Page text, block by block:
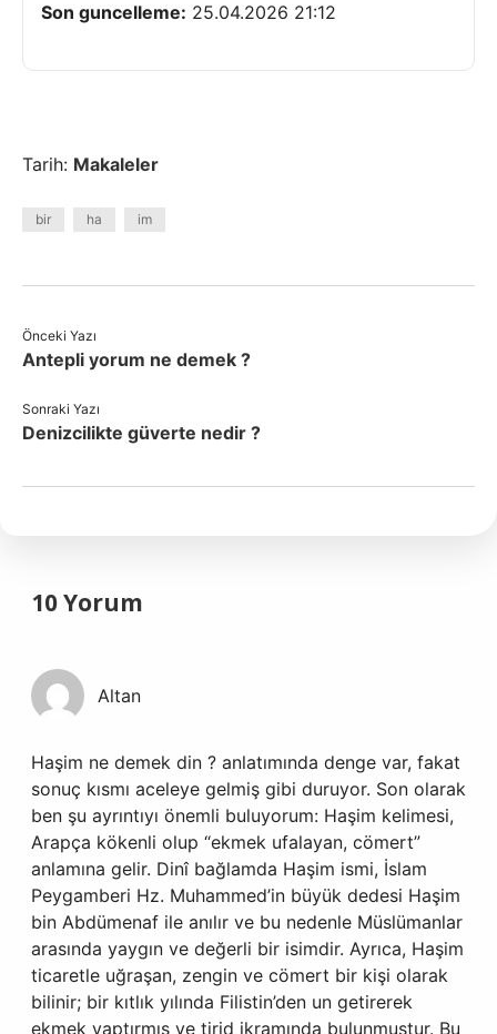
Son guncelleme: 25.04.2026 21:12
Tarih: Makaleler
bir ha im
Önceki Yazı
Antepli yorum ne demek ?
Sonraki Yazı
Denizcilikte güverte nedir ?
10 Yorum
Altan
Haşim ne demek din ? anlatımında denge var, fakat
sonuç kısmı aceleye gelmiş gibi duruyor. Son olarak
ben şu ayrıntıyı önemli buluyorum: Haşim kelimesi,
Arapça kökenli olup “ekmek ufalayan, cömert”
anlamına gelir. Dinî bağlamda Haşim ismi, İslam
Peygamberi Hz. Muhammed’in büyük dedesi Haşim
bin Abdümenaf ile anılır ve bu nedenle Müslümanlar
arasında yaygın ve değerli bir isimdir. Ayrıca, Haşim
ticaretle uğraşan, zengin ve cömert bir kişi olarak
bilinir; bir kıtlık yılında Filistin’den un getirerek
ekmek yaptırmış ve tirid ikramında bulunmuştur. Bu